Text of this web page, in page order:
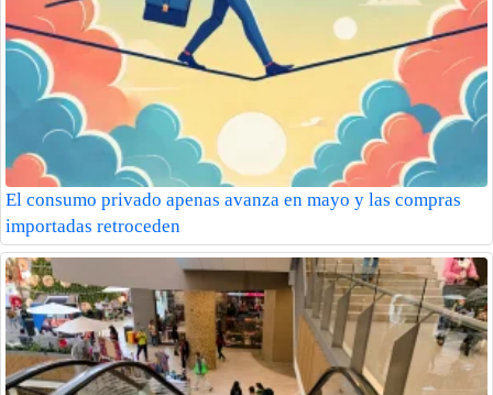
El consumo privado apenas avanza en mayo y las compras
importadas retroceden